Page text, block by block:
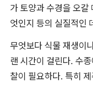
가 토양과 수경을 오갈
엇인지 등의 실질적인
무엇보다 식물 재생이
랜 시간이 걸린다. 수
찰이 필요하다. 특히